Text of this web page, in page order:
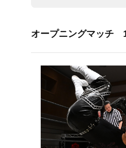
オープニングマッチ